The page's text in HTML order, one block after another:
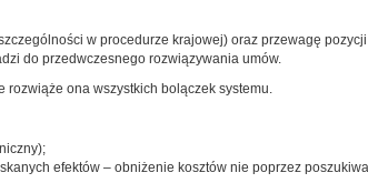
w procedurze krajowej) oraz przewagę pozycji
do przedwczesnego rozwiązywania umów.
rozwiąże ona wszystkich bolączek systemu.
efektów – obniżenie kosztów nie poprzez